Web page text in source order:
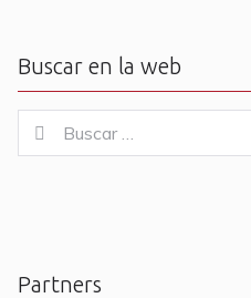
Buscar en la web
for:
Buscar
Partners